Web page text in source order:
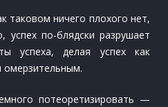
таковом ничего плохого нет,
успех по-блядски разрушает
успеха, делая успех как
омерзительным.
потеоретизировать —